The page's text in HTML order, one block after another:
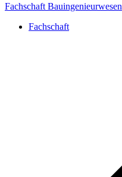
Fachschaft Bauingenieurwesen
Fachschaft